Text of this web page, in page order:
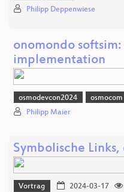
Philipp Deppenwiese
onomondo
implementation
osmodevcon2024 osmocom
Philipp Maier
Symbolische
Vortrag 2024-03-17